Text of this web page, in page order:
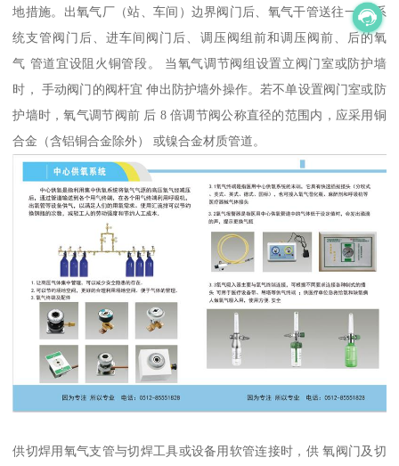
地措施。出氧气厂（站、车间）边界阀门后、氧气干管送往一个 系
统支管阀门后、进车间阀门后、调压阀组前和调压阀前、后的氧
气 管道宜设阻火铜管段。 当氧气调节阀组设置立阀门室或防护墙
时， 手动阀门的阀杆宜 伸出防护墙外操作。若不单设置阀门室或防
护墙时，氧气调节阀前 后 8 倍调节阀公称直径的范围内，应采用铜
合金（含铝铜合金除外） 或镍合金材质管道。
供切焊用氧气支管与切焊工具或设备用软管连接时，供 氧阀门及切